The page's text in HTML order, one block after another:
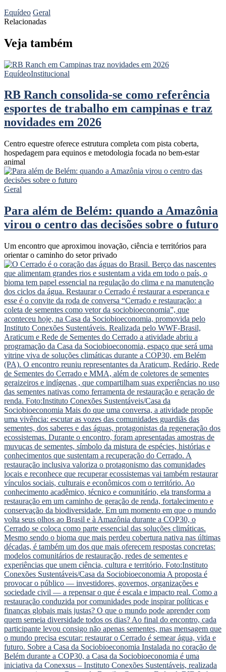
Equídeo Geral
Relacionadas
Veja também
EquídeoInstitucional
RB Ranch consolida-se como referência
esportes de trabalho em campinas e traz
novidades em 2026
Centro equestre oferece estrutura completa com pista coberta,
hospedagem para equinos e metodologia focada no bem-estar
animal
Geral
Para além de Belém: quando a Amazônia
virou o centro das decisões sobre o futuro
Um encontro que aproximou inovação, ciência e territórios para
orientar o caminho do setor privado